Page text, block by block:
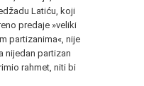
Latiću, koji
predaje »veliki
partizanima«, nije
nijedan partizan
rahmet, niti bi